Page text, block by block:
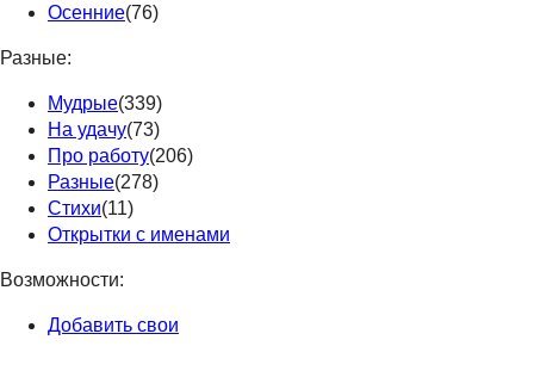
Осенние(76)
Разные:
Мудрые(339)
На удачу(73)
Про работу(206)
Разные(278)
Стихи(11)
Открытки с именами
Возможности:
Добавить свои